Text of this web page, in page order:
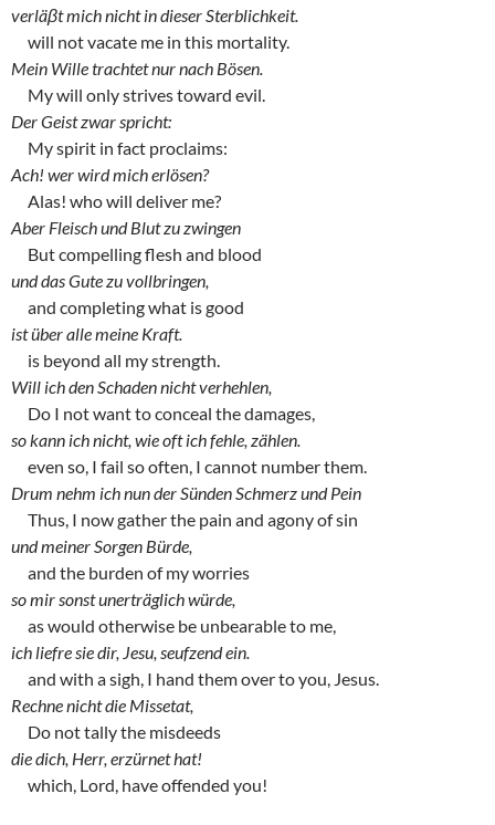
verläβt mich nicht in dieser Sterblichkeit.
will not vacate me in this mortality.
Mein Wille trachtet nur nach Bösen.
My will only strives toward evil.
Der Geist zwar spricht:
My spirit in fact proclaims:
Ach! wer wird mich erlösen?
Alas! who will deliver me?
Aber Fleisch und Blut zu zwingen
But compelling flesh and blood
und das Gute zu vollbringen,
and completing what is good
ist über alle meine Kraft.
is beyond all my strength.
Will ich den Schaden nicht verhehlen,
Do I not want to conceal the damages,
so kann ich nicht, wie oft ich fehle, zählen.
even so, I fail so often, I cannot number them.
Drum nehm ich nun der Sünden Schmerz und Pein
Thus, I now gather the pain and agony of sin
und meiner Sorgen Bürde,
and the burden of my worries
so mir sonst unerträglich würde,
as would otherwise be unbearable to me,
ich liefre sie dir, Jesu, seufzend ein.
and with a sigh, I hand them over to you, Jesus.
Rechne nicht die Missetat,
Do not tally the misdeeds
die dich, Herr, erzürnet hat!
which, Lord, have offended you!